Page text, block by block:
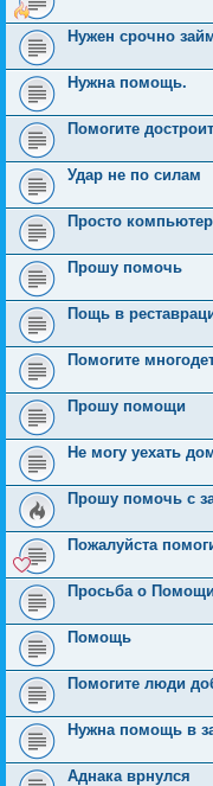
Нужен срочно
Нужна помощь.
Помогите
Удар не по силам
Просто
Прошу помочь
Пощь в
Помогите
Прошу помощи
Не могу уехать
Прошу помочь с
Пожалуйста
Просьба о Помощи
Помощь
Помогите люди
Нужна помощь в
Аднака врнулся